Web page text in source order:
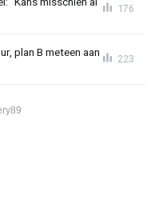
176
plan B meteen aan
223